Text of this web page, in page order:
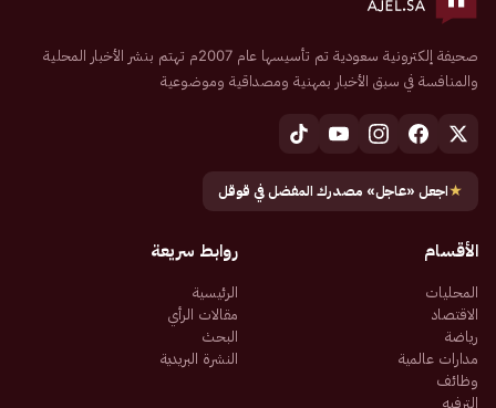
صحيفة إلكترونية سعودية تم تأسيسها عام 2007م تهتم بنشر الأخبار المحلية
والمنافسة في سبق الأخبار بمهنية ومصداقية وموضوعية
★اجعل «عاجل» مصدرك المفضل في قوقل
الأقسام
المحليات
الاقتصاد
رياضة
مدارات عالمية
وظائف
الترفيه
روابط سريعة
الرئيسية
مقالات الرأي
البحث
النشرة البريدية